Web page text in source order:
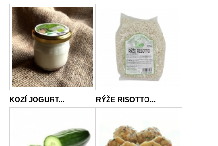
KOZÍ JOGURT... RÝŽE RISOTTO...